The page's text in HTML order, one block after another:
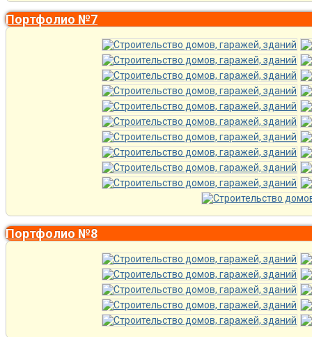
Портфолио №7
Портфолио №8